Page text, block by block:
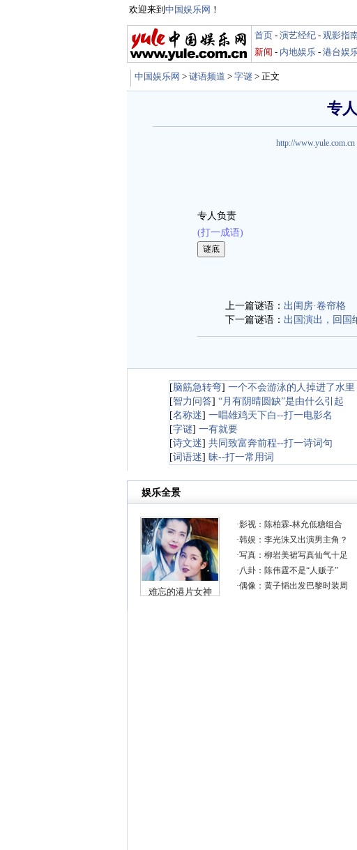
欢迎来到 中国娱乐网 ！
首页 - 演艺经纪 - 观影指
新闻 - 内地娱乐 - 港台娱
中国娱乐网 > 谜语频道 > 字谜 > 正文
专
http://www.yule.com.cn
专人负责
(打一成语)
上一篇谜语： 出闺房·卷帘格
下一篇谜语： 出国演出，回国
[脑筋急转弯] 一个不会游泳的人掉进了水里
[智力问答] “月有阴晴圆缺”是由什么引起
[名称迷] 一唱雄鸡天下白--打一电影名
[字谜] 一有就要
[诗文迷] 共同致富奔前程--打一诗词句
[词语迷] 昧--打一常用词